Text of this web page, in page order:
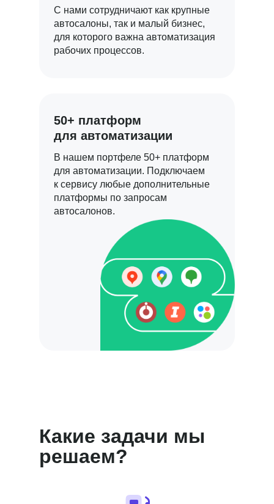
С нами сотрудничают как крупные
автосалоны, так и малый бизнес,
для которого важна автоматизация
рабочих процессов.
50+ платформ
для автоматизации
В нашем портфеле 50+ платформ
для автоматизации. Подключаем
к сервису любые дополнительные
платформы по запросам
автосалонов.
Какие задачи мы
решаем?